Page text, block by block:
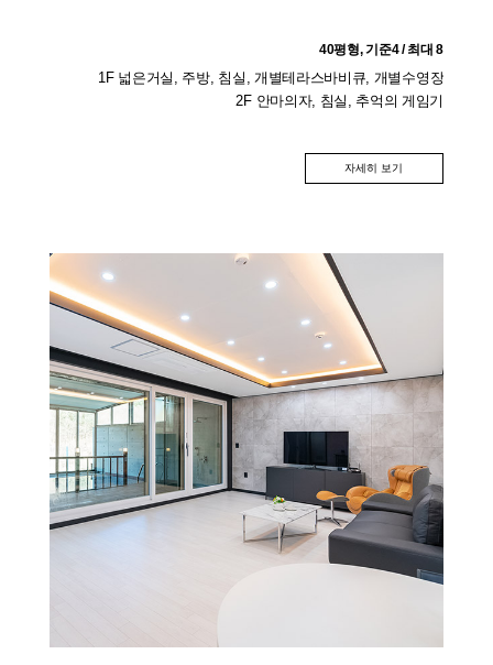
40평형, 기준4 / 최대 8
1F 넓은거실, 주방, 침실, 개별테라스바비큐, 개별수영장
2F 안마의자, 침실, 추억의 게임기
자세히 보기